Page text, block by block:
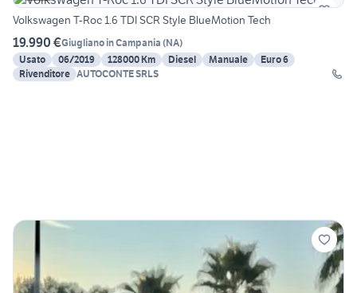
Volkswagen T-Roc 1.6 TDI SCR Style BlueMotion Tech
19.990 €Giugliano in Campania (NA)
Usato
06/2019 128000 Km Diesel Manuale
Euro 6
Rivenditore AUTOCONTE SRLS